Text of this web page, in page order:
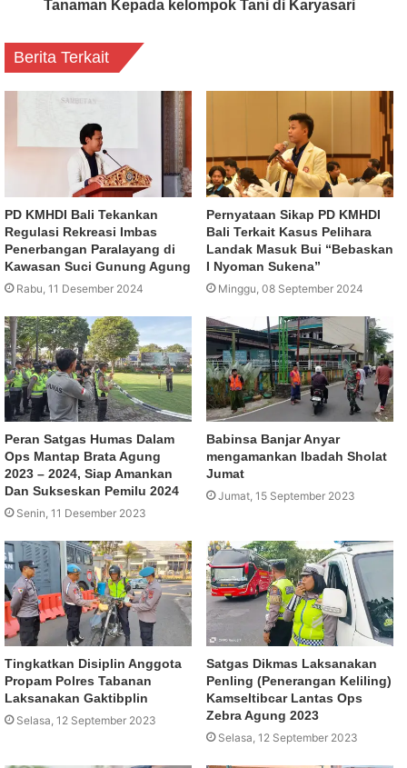
Tanaman Kepada kelompok Tani di Karyasari
Berita Terkait
PD KMHDI Bali Tekankan
Regulasi Rekreasi Imbas
Penerbangan Paralayang di
Kawasan Suci Gunung Agung
Rabu, 11 Desember 2024
Pernyataan Sikap PD KMHDI
Bali Terkait Kasus Pelihara
Landak Masuk Bui “Bebaskan
I Nyoman Sukena”
Minggu, 08 September 2024
Peran Satgas Humas Dalam
Ops Mantap Brata Agung
2023 – 2024, Siap Amankan
Dan Sukseskan Pemilu 2024
Senin, 11 Desember 2023
Babinsa Banjar Anyar
mengamankan Ibadah Sholat
Jumat
Jumat, 15 September 2023
Tingkatkan Disiplin Anggota
Propam Polres Tabanan
Laksanakan Gaktibplin
Selasa, 12 September 2023
Satgas Dikmas Laksanakan
Penling (Penerangan Keliling)
Kamseltibcar Lantas Ops
Zebra Agung 2023
Selasa, 12 September 2023